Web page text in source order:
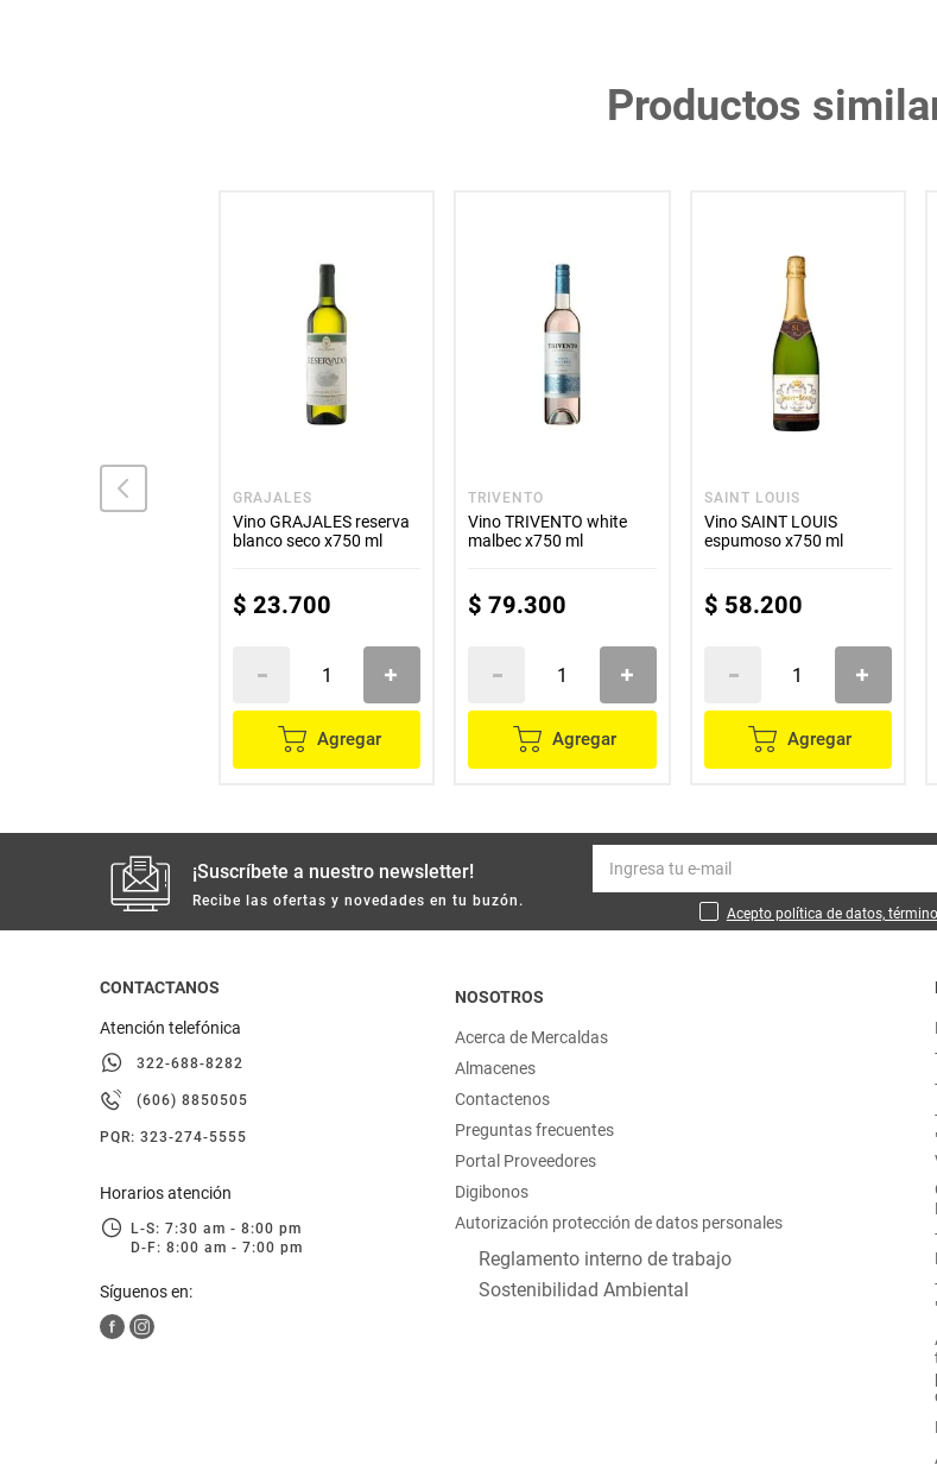
Productos
CUMBRES GRAJALES
Vino GRAJALES reserva
blanco seco x750 ml
$ 23.700
Agregar
TRIVENTO
Vino TRIVENTO white
malbec x750 ml
$ 79.300
Agregar
SAINT LOUIS
Vino SAINT LOUIS
espumoso x750 ml
$ 58.200
Agregar
¡Suscríbete a nuestro newsletter!
Recibe las ofertas y novedades en tu buzón.
Acepto política de datos,
CONTACTANOS
Atención telefónica
322-688-8282
(606) 8850505
PQR: 323-274-5555
Horarios atención
L-S: 7:30 am - 8:00 pm
D-F: 8:00 am - 7:00 pm
Síguenos en:
NOSOTROS
Acerca de Mercaldas
Almacenes
Contactenos
Preguntas frecuentes
Portal Proveedores
Digibonos
Autorización protección de datos personales
Reglamento interno de trabajo
Sostenibilidad Ambiental